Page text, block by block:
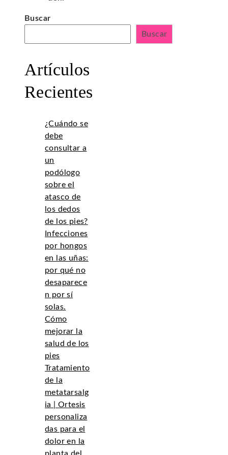
Buscar
Buscar
Artículos
Recientes
¿Cuándo se
debe
consultar a
un
podólogo
sobre el
atasco de
los dedos
de los pies?
Infecciones
por hongos
en las uñas:
por qué no
desaparece
n por sí
solas.
Cómo
mejorar la
salud de los
pies
Tratamiento
de la
metatarsalg
ia | Ortesis
personaliza
das para el
dolor en la
planta del